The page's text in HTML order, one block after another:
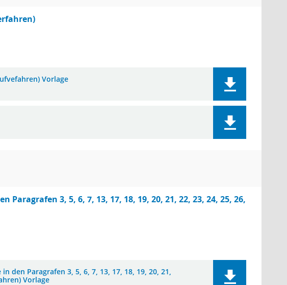
Vorlage
3, 5, 6, 7, 13, 17, 18, 19, 20, 21, 22, 23, 24, 25, 26,
den Paragrafen 3, 5, 6, 7, 13, 17, 18, 19, 20, 21,
Vorlage